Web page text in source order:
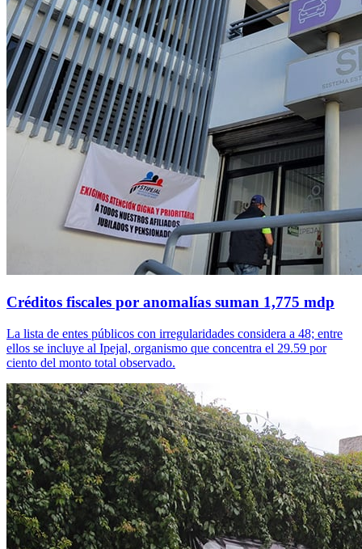
Créditos fiscales por anomalías suman 1,775 mdp
La lista de entes públicos con irregularidades considera a 48; entre
ellos se incluye al Ipejal, organismo que concentra el 29.59 por
ciento del monto total observado.